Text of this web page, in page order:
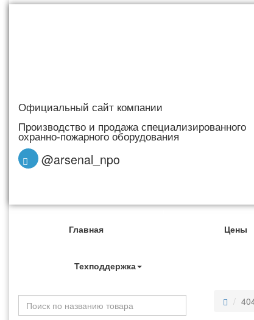
Официальный сайт компании
Производство и продажа специализированного
охранно-пожарного оборудования
@arsenal_npo
Главная Цены
Техподдержка